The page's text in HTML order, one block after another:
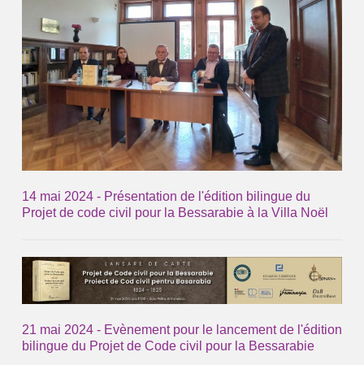
14 mai 2024 - Présentation de l'édition bilingue du
Projet de code civil pour la Bessarabie à la Villa Noël
21 mai 2024 - Evènement pour le lancement de l'édition
bilingue du Projet de Code civil pour la Bessarabie